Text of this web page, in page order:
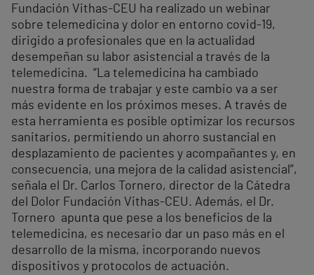
Fundación Vithas-CEU ha realizado un webinar
sobre telemedicina y dolor en entorno covid-19,
dirigido a profesionales que en la actualidad
desempeñan su labor asistencial a través de la
telemedicina. “La telemedicina ha cambiado
nuestra forma de trabajar y este cambio va a ser
más evidente en los próximos meses. A través de
esta herramienta es posible optimizar los recursos
sanitarios, permitiendo un ahorro sustancial en
desplazamiento de pacientes y acompañantes y, en
consecuencia, una mejora de la calidad asistencial”,
señala el Dr. Carlos Tornero, director de la Cátedra
del Dolor Fundación Vithas-CEU. Además, el Dr.
Tornero apunta que pese a los beneficios de la
telemedicina, es necesario dar un paso más en el
desarrollo de la misma, incorporando nuevos
dispositivos y protocolos de actuación.